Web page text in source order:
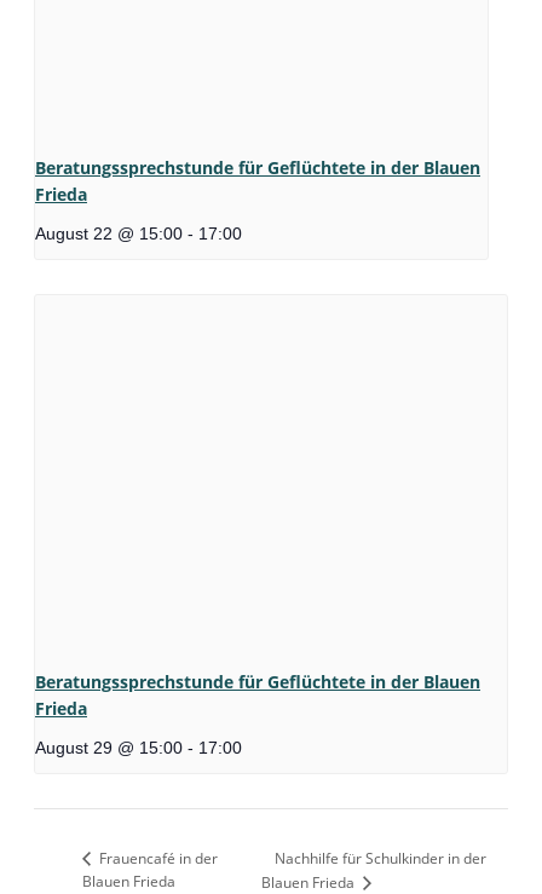
Beratungssprechstunde für Geflüchtete in der Blauen
Frieda
August 22 @ 15:00 - 17:00
Beratungssprechstunde für Geflüchtete in der Blauen
Frieda
August 29 @ 15:00 - 17:00
Frauencafé in der
Blauen Frieda
Nachhilfe für Schulkinder in der
Blauen Frieda